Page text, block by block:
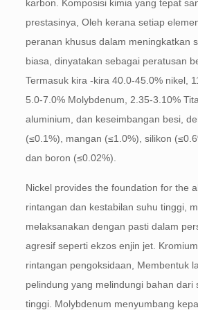
karbon. Komposisi kimia yang tepat
prestasinya, Oleh kerana setiap
peranan khusus dalam meningkatkan
biasa, dinyatakan sebagai peratusan
Termasuk kira -kira 40.0-45.0% nikel,
5.0-7.0% Molybdenum, 2.35-3.10%
aluminium, dan keseimbangan besi,
(≤0.1%), mangan (≤1.0%), silikon
dan boron (≤0.02%).
Nickel provides the foundation for the
rintangan dan kestabilan suhu tinggi,
melaksanakan dengan pasti dalam
agresif seperti ekzos enjin jet.
rintangan pengoksidaan, Membentuk
pelindung yang melindungi bahan dari
tinggi. Molybdenum menyumbang